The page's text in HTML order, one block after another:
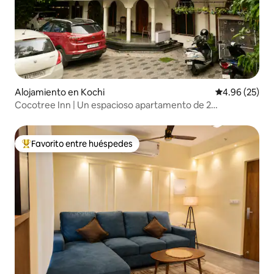
Alojamiento en Kochi Calificación
4.96 (25)
Cocotree Inn | Un espacioso apartamento de 2
Favorito entre huéspedes preferido
Favorito entre huéspedes